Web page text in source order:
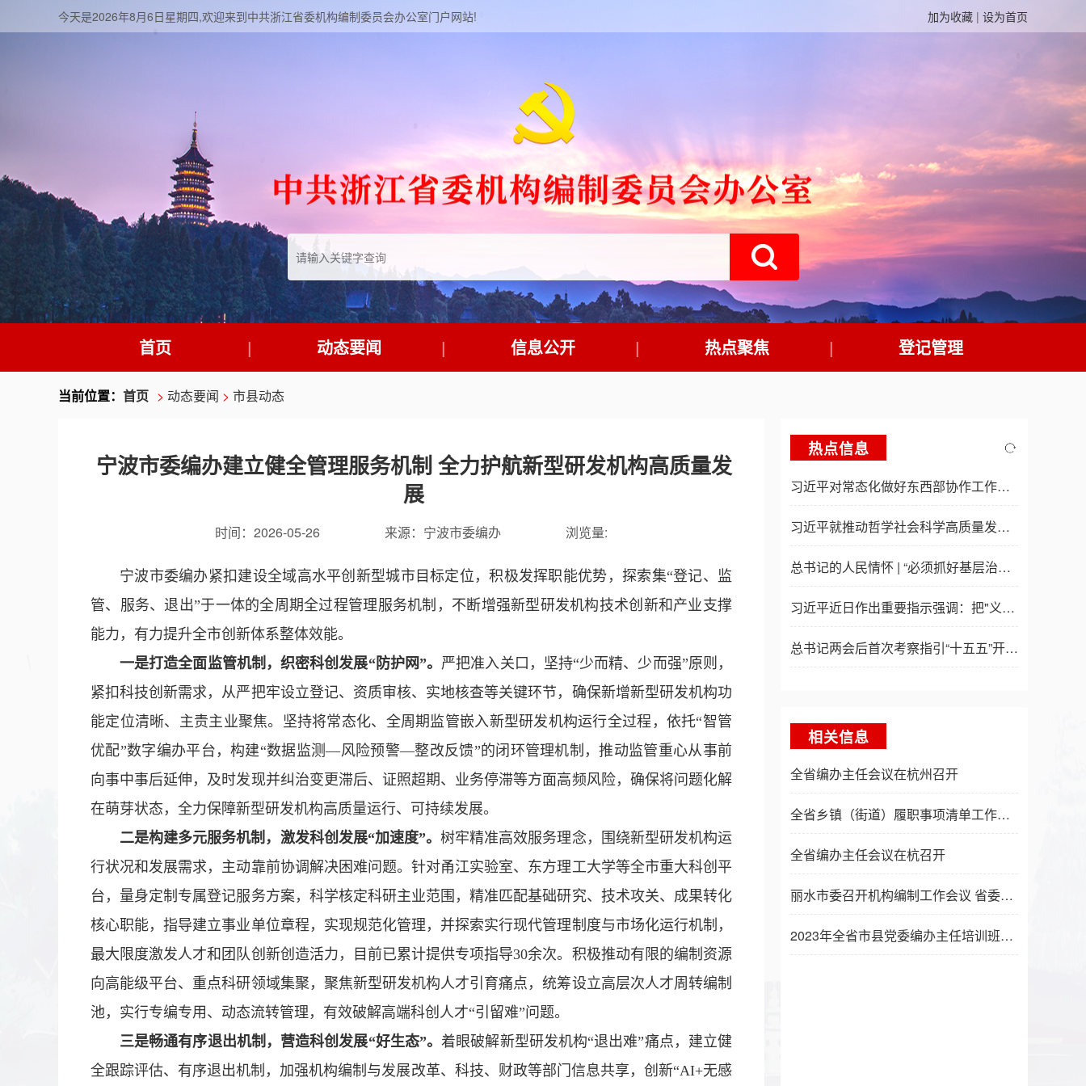
今天是2026年8月6日星期四,欢迎来到中共浙江省委机构编制委员会办公室门户网站! 加为收藏 | 设为首页
首页 动态要闻 信息公开 热点聚焦 登记管理
当前位置： 首页 > 动态要闻 > 市县动态
宁波市委编办建立健全管理服务机制 全力护航新型研发机构高质量发
展
时间： 2026-05-26 来源： 宁波市委编办 浏览量:
宁波市委编办紧扣建设全域高水平创新型城市目标定位，积极发挥职能优势，探索集“登记、监
管、服务、退出”于一体的全周期全过程管理服务机制，不断增强新型研发机构技术创新和产业支撑
能力，有力提升全市创新体系整体效能。
一是打造全面监管机制，织密科创发展“防护网”。 严把准入关口，坚持“少而精、少而强”原则，
紧扣科技创新需求，从严把牢设立登记、资质审核、实地核查等关键环节，确保新增新型研发机构功
能定位清晰、主责主业聚焦。坚持将常态化、全周期监管嵌入新型研发机构运行全过程，依托“智管
优配”数字编办平台，构建“数据监测—风险预警—整改反馈”的闭环管理机制，推动监管重心从事前
向事中事后延伸，及时发现并纠治变更滞后、证照超期、业务停滞等方面高频风险，确保将问题化解
在萌芽状态，全力保障新型研发机构高质量运行、可持续发展。
二是构建多元服务机制，激发科创发展“加速度”。树牢精准高效服务理念，围绕新型研发机构运
行状况和发展需求，主动靠前协调解决困难问题。针对甬江实验室、东方理工大学等全市重大科创平
台，量身定制专属登记服务方案，科学核定科研主业范围，精准匹配基础研究、技术攻关、成果转化
核心职能，指导建立事业单位章程，实现规范化管理，并探索实行现代管理制度与市场化运行机制，
最大限度激发人才和团队创新创造活力，目前已累计提供专项指导30余次。积极推动有限的编制资源
向高能级平台、重点科研领域集聚，聚焦新型研发机构人才引育痛点，统筹设立高层次人才周转编制
池，实行专编专用、动态流转管理，有效破解高端科创人才“引留难”问题。
三是畅通有序退出机制，营造科创发展“好生态”。着眼破解新型研发机构“退出难”痛点，建立健
全跟踪评估、有序退出机制，加强机构编制与发展改革、科技、财政等部门信息共享，创新“AI+无感
热点信息
习近平对常态化做好东西部协作工作作出重要指示
习近平就推动哲学社会科学高质量发展作出重要指示
总书记的人民情怀 | “必须抓好基层治理现代化这项基础性工作”
习近平近日作出重要指示强调：把"义乌发展经验"进一步总结好运用好 探索走出符合各自实际的高质量发展之路
总书记两会后首次考察指引“十五五”开局起步
相关信息
全省编办主任会议在杭州召开
全省乡镇（街道）履职事项清单工作推进会暨培训班举行 王成出席并讲话
全省编办主任会议在杭召开
丽水市委召开机构编制工作会议 省委编办吴伟平主任出席并讲话
2023年全省市县党委编办主任培训班在杭举办